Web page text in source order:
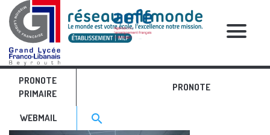
PRONOTE
PRIMAIRE
PRONOTE
WEBMAIL Search for:>
search
RELATIVE POSTS
IMG_20211216_143623